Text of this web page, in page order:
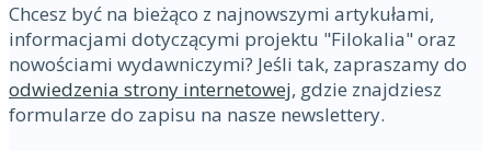
Chcesz być na bieżąco z najnowszymi artykułami,
informacjami dotyczącymi projektu "Filokalia" oraz
nowościami wydawniczymi? Jeśli tak, zapraszamy do
odwiedzenia strony internetowej, gdzie znajdziesz
formularze do zapisu na nasze newslettery.